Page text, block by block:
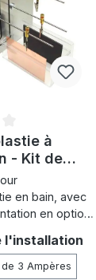
de 4 sur 5
à
- Kit de
en bain, avec
en option
électrolytes.
l'installation
3 Ampères